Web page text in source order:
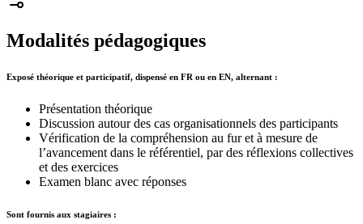
Modalités pédagogiques
Exposé théorique et participatif, dispensé en FR ou en EN, alternant :
Présentation théorique
Discussion autour des cas organisationnels des participants
Vérification de la compréhension au fur et à mesure de
l’avancement dans le référentiel, par des réflexions collectives
et des exercices
Examen blanc avec réponses
Sont fournis aux stagiaires :